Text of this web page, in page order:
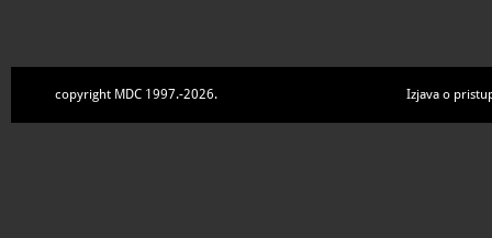
copyright MDC 1997.-2026. Izjava o